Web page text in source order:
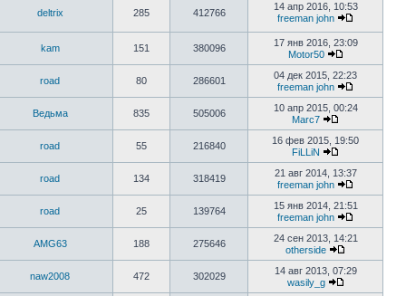
deltrix 285 412766
14 апр 2016, 10:53
freeman john
kam 151 380096
17 янв 2016, 23:09
Motor50
road 80 286601
04 дек 2015, 22:23
freeman john
Ведьма 835 505006
10 апр 2015, 00:24
Marc7
road 55 216840
16 фев 2015, 19:50
FiLLiN
road 134 318419
21 авг 2014, 13:37
freeman john
road 25 139764
15 янв 2014, 21:51
freeman john
AMG63 188 275646
24 сен 2013, 14:21
otherside
naw2008 472 302029
14 авг 2013, 07:29
wasily_g